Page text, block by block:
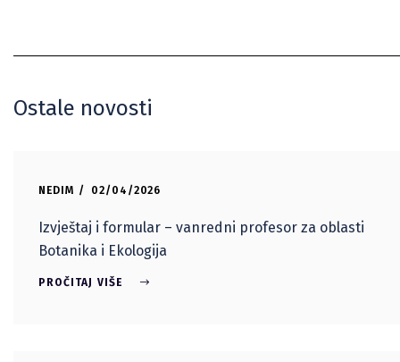
Ostale novosti
NEDIM 02/04/2026
Izvještaj i formular – vanredni profesor za oblasti
Botanika i Ekologija
PROČITAJ VIŠE